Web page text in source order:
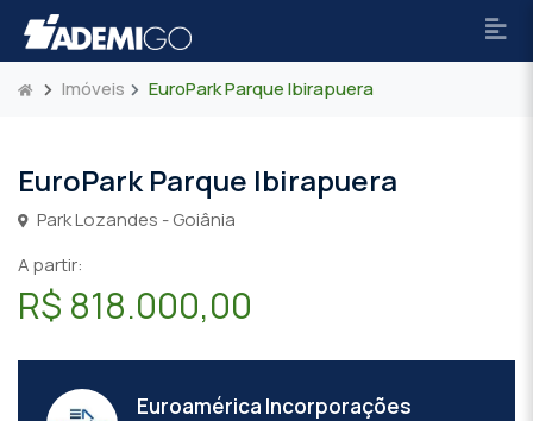
Imóveis EuroPark Parque Ibirapuera
EuroPark Parque Ibirapuera
Park Lozandes - Goiânia
A partir:
R$ 818.000,00
Euroamérica Incorporações